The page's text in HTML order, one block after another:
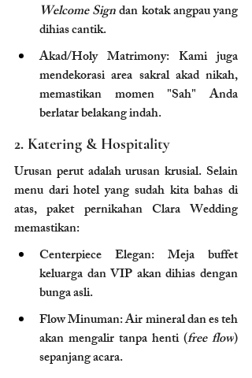
Welcome Sign dan kotak angpau yang
dihias cantik.
Akad/Holy Matrimony: Kami juga
mendekorasi area sakral akad nikah,
memastikan momen "Sah" Anda
berlatar belakang indah.
2. Katering & Hospitality
Urusan perut adalah urusan krusial. Selain
menu dari hotel yang sudah kita bahas di
atas, paket pernikahan Clara Wedding
memastikan:
Centerpiece Elegan: Meja buffet
keluarga dan VIP akan dihias dengan
bunga asli.
Flow Minuman: Air mineral dan es teh
akan mengalir tanpa henti (free flow)
sepanjang acara.